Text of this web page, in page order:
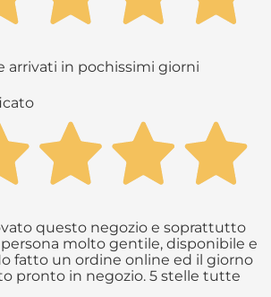
in pochissimi giorni
questo negozio e soprattutto
persona molto gentile, disponibile e
fatto un ordine online ed il giorno
pronto in negozio. 5 stelle tutte